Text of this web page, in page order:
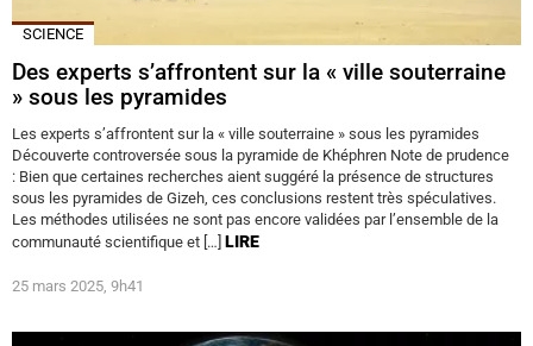
SCIENCE
Des experts s’affrontent sur la « ville souterraine
» sous les pyramides
Les experts s’affrontent sur la « ville souterraine » sous les pyramides
Découverte controversée sous la pyramide de Khéphren Note de prudence
: Bien que certaines recherches aient suggéré la présence de structures
sous les pyramides de Gizeh, ces conclusions restent très spéculatives.
Les méthodes utilisées ne sont pas encore validées par l’ensemble de la
communauté scientifique et […] LIRE
25 mars 2025, 9h41